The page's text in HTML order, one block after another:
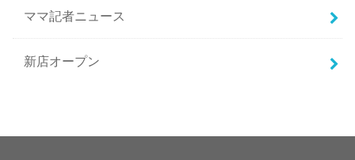
ママ記者ニュース
新店オープン